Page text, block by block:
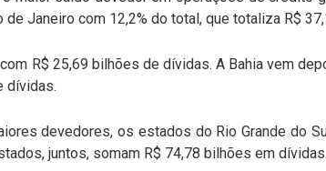
Janeiro com 12,2% do total, que totaliza R$
R$ 25,69 bilhões de dívidas. A Bahia vem
dívidas.
devedores, os estados do Rio Grande do
juntos, somam R$ 74,78 bilhões em dívidas.